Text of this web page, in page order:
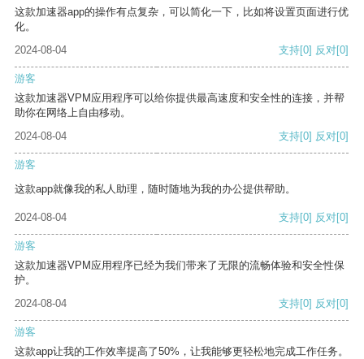
这款加速器app的操作有点复杂，可以简化一下，比如将设置页面进行优
化。
2024-08-04
支持[0] 反对[0]
游客
这款加速器VPM应用程序可以给你提供最高速度和安全性的连接，并帮
助你在网络上自由移动。
2024-08-04
支持[0] 反对[0]
游客
这款app就像我的私人助理，随时随地为我的办公提供帮助。
2024-08-04 支持[0] 反对[0]
游客
这款加速器VPM应用程序已经为我们带来了无限的流畅体验和安全性保
护。
2024-08-04
支持[0] 反对[0]
游客
这款app让我的工作效率提高了50%，让我能够更轻松地完成工作任务。